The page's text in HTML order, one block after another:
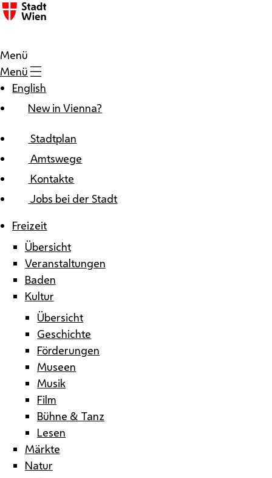
Zum Inhalt
Menü
Menü
English
New in Vienna?
Stadtplan
Amtswege
Kontakte
Jobs bei der Stadt
Freizeit
Übersicht
Veranstaltungen
Baden
Kultur
Übersicht
Geschichte
Förderungen
Museen
Musik
Film
Bühne & Tanz
Lesen
Märkte
Natur